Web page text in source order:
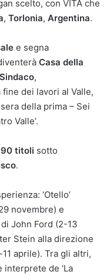
scelto, con VITA che
, Torlonia, Argentina.
e segna
Casa della
Sindaco,
fine dei lavori al Valle,
della prima – Sei
Valle’.
90 titoli sotto
.
‘Otello’
novembre) e
John Ford (2-13
Stein alla direzione
aprile). Tra gli altri,
de ‘La